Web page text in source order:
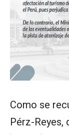
Como se
Pérz-Reyes,